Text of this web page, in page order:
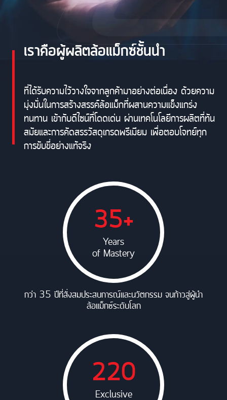
เราคือผู้ผลิตล้อแม็กซ์ชั้นนำ
ที่ได้รับความไว้วางใจจากลูกค้ามาอย่างต่อเนื่อง ด้วยความ
มุ่งมั่นในการสร้างสรรค์ล้อแม็กที่ผสานความแข็งแกร่ง
ทนทาน เข้ากับดีไซน์ที่โดดเด่น ผ่านเทคโนโลยีการผลิตที่ทัน
สมัยและการคัดสรรวัสดุเกรดพรีเมียม เพื่อตอบโจทย์ทุก
การขับขี่อย่างแท้จริง
35+
Years
of Mastery
กว่า 35 ปีที่สั่งสมประสบการณ์และนวัตกรรม จนก้าวสู่ผู้นำ
ล้อแม็กซ์ระดับโลก
220
Exclusive